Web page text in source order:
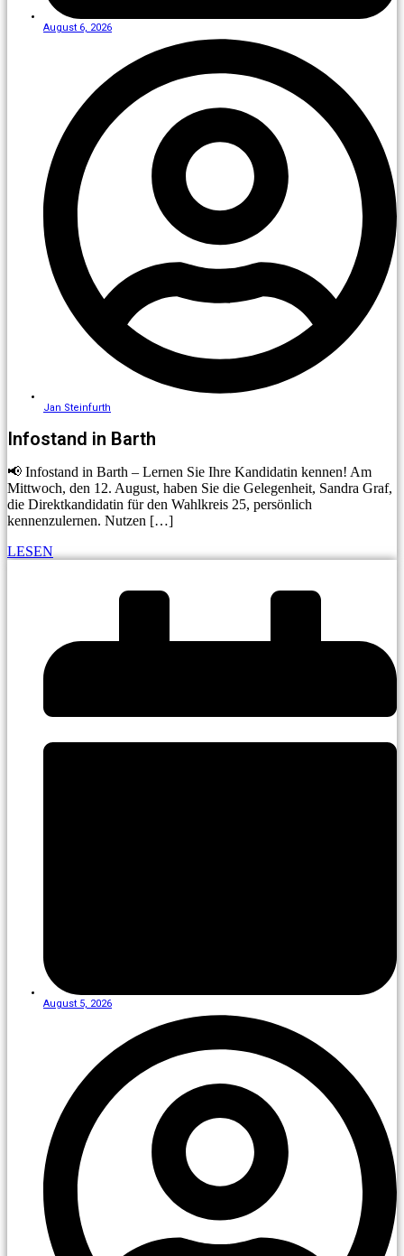
August 6, 2026
Jan Steinfurth
Infostand in Barth
📢 Infostand in Barth – Lernen Sie Ihre Kandidatin kennen! Am
Mittwoch, den 12. August, haben Sie die Gelegenheit, Sandra Graf,
die Direktkandidatin für den Wahlkreis 25, persönlich
kennenzulernen. Nutzen […]
LESEN
August 5, 2026